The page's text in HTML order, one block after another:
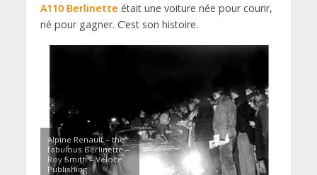
A110 Berlinette était une voiture née pour courir,
né pour gagner. C’est son histoire.
Alpine Renault – the
fabulous Berlinette –
Roy Smith – Veloce
Publishing